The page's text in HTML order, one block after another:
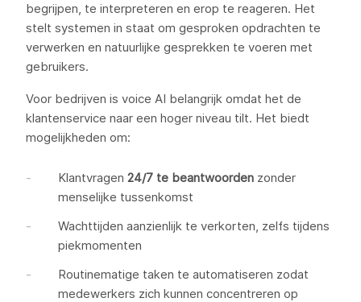
begrijpen, te interpreteren en erop te reageren. Het
stelt systemen in staat om gesproken opdrachten te
verwerken en natuurlijke gesprekken te voeren met
gebruikers.
Voor bedrijven is voice AI belangrijk omdat het de
klantenservice naar een hoger niveau tilt. Het biedt
mogelijkheden om:
Klantvragen 24/7 te beantwoorden zonder
menselijke tussenkomst
Wachttijden aanzienlijk te verkorten, zelfs tijdens
piekmomenten
Routinematige taken te automatiseren zodat
medewerkers zich kunnen concentreren op